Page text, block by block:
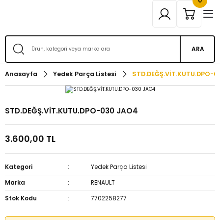
ARA
Anasayfa Yedek Parça Listesi STD.DEĞŞ.VİT.KUTU.DPO-
STD.DEĞŞ.VİT.KUTU.DPO-030 JAO4
3.600,00 TL
Kategori
Yedek Parça Listesi
Marka
RENAULT
Stok Kodu
7702258277